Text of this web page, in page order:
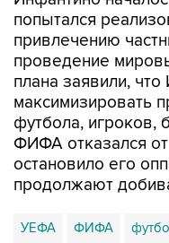
попытался
привлечению
проведение
плана заявили,
максимизировать
футбола, игроков,
ФИФА отказался
остановило его
продолжают
УЕФА ФИФА